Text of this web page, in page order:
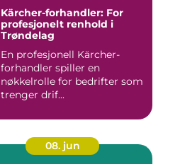
Kärcher-forhandler: For
profesjonelt renhold i
Trøndelag
En profesjonell Kärcher-
forhandler spiller en
nøkkelrolle for bedrifter som
trenger drif...
08. jun